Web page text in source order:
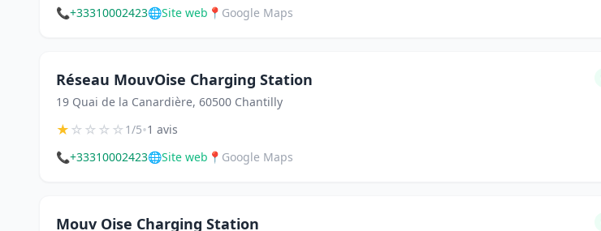
📞+33310002423🌐Site web 📍 Google Maps
Réseau MouvOise Charging Station
19 Quai de la Canardière, 60500 Chantilly
★☆☆☆☆1/5•1 avis
📞+33310002423🌐Site web 📍 Google Maps
Mouv Oise Charging Station